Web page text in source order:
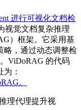
进行可视化文档检
视觉文档复杂推理
）框架。它采用基
略，通过动态调整检
ViDoRAG 的代码
：
。
理代理提升视